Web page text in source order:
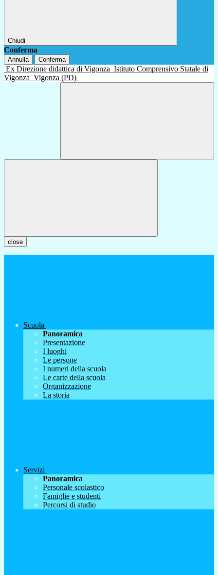
Chiudi
Conferma
Annulla Conferma
Ex Direzione didattica di Vigonza Istituto Comprensivo Statale di
Vigonza Vigonza (PD)
close
Scuola
Panoramica
Presentazione
I luoghi
Le persone
I numeri della scuola
Le carte della scuola
Organizzazione
La storia
Servizi
Panoramica
Personale scolastico
Famiglie e studenti
Percorsi di studio